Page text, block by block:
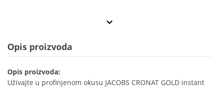
Opis proizvoda
Opis proizvoda:
Uživajte u profinjenom okusu JACOBS CRONAT GOLD instant